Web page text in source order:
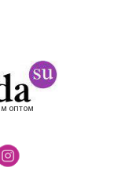
оптом